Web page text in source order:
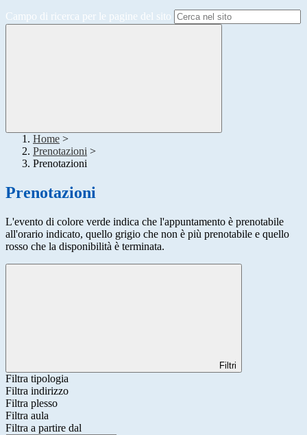
Campo di ricerca per le pagine del sito
Home >
Prenotazioni >
Prenotazioni
Prenotazioni
L'evento di colore verde indica che l'appuntamento è prenotabile
all'orario indicato, quello grigio che non è più prenotabile e quello
rosso che la disponibilità è terminata.
Filtri
Filtra tipologia
Filtra indirizzo
Filtra plesso
Filtra aula
Filtra a partire dal